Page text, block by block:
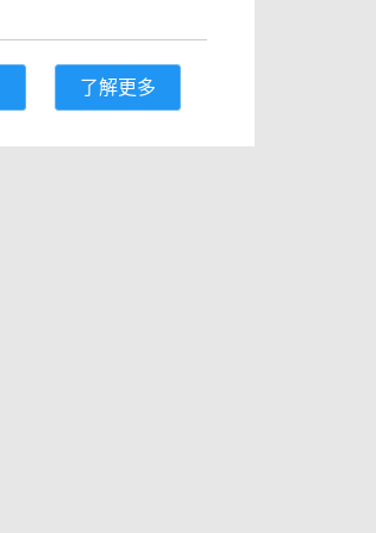
了解更多